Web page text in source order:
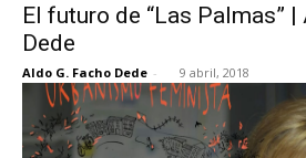
El futuro de “Las Palmas” |
Dede
Aldo G. Facho Dede - 9 abril, 2018